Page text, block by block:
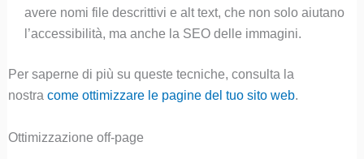
avere nomi file descrittivi e alt text, che non solo aiutano
l’accessibilità, ma anche la SEO delle immagini.
Per saperne di più su queste tecniche, consulta la
nostra come ottimizzare le pagine del tuo sito web.
Ottimizzazione off-page